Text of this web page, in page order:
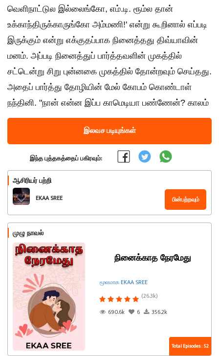
வெளிநாட்டுல‌ இல்லைங்கோ, எம்.டி. ரூம்ல தான்
உக்காந்திருக்காருங்கோ அம்மணி!' என்று கூறினால் எப்படி‌
இருக்கும் என்று எக்குதப்பாக நினைத்தது திவ்யாவின்
மனம். அப்படி நினைத்துப் பார்த்தவளின் முகத்தில்
சட்டென்று சிறு புன்னகை முகத்தில் தோன்றவும் செய்தது.
அதைப் பார்த்து தோழியின் மேல் கோபம் கொண்டாள்
நந்தினி. "நான் என்ன இப்ப காமெடியா பண்ணேன்? காலம்
இலவச படியுங்கள்
இந்த புத்தகத்தைப் பகிரவும்:
ஆசிரியர் பற்றி
EKAA SREE பின்பற்றவும்
முழு நாவல்
நினைக்காத நேரமேது
மூலமாக EKAA SREE
(26.3k)
690.6k
6 356.2k
Total Episodes : 52